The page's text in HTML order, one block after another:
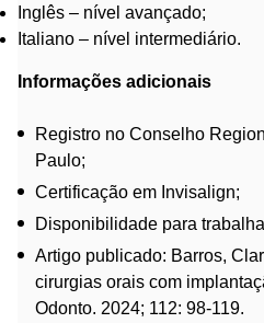
Inglês – nível avançado;
Italiano – nível intermediário.
Informações adicionais
Registro no Conselho
Paulo;
Certificação em Invisalign;
Disponibilidade para
Artigo publicado: Barros,
cirurgias orais com
Odonto. 2024; 112: 98-119.